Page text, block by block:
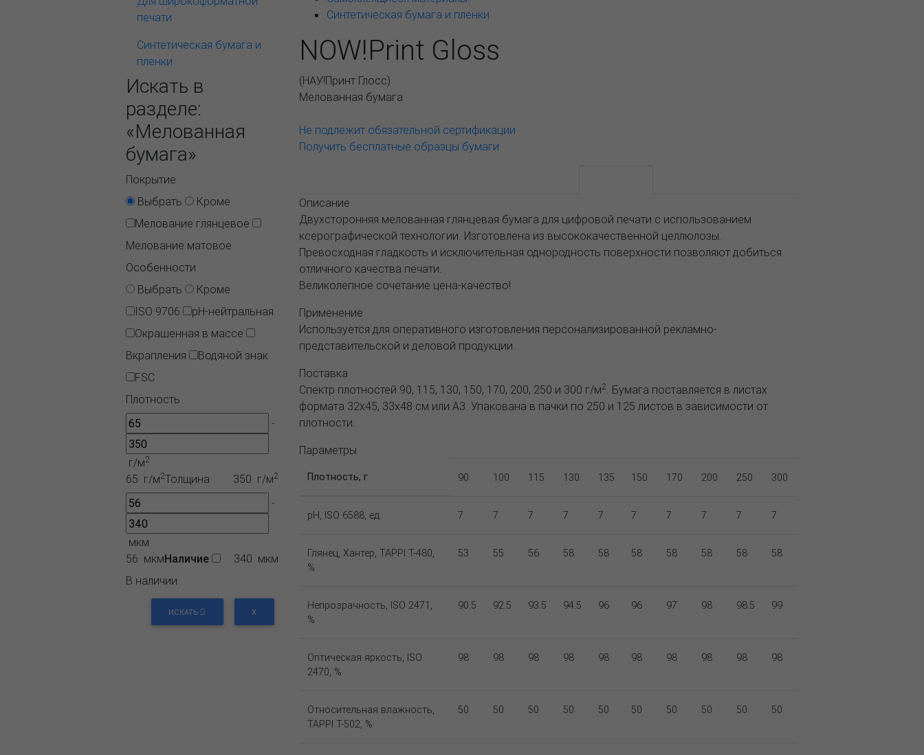
печати
Синтетическая бумага и
пленки
Искать в
разделе:
«Мелованная
бумага»
Покрытие
Выбрать
Кроме
Мелование глянцевое
Мелование матовое
Особенности
Выбрать
Кроме
ISO 9706
pH-нейтральная
Окрашенная в массе
Вкрапления
Водяной знак
FSC
Плотность
-
г/м2
350 г/м2
65 г/м2Толщина
-
мкм
340 мкм
56 мкмНаличие
В наличии
ИСКАТЬ X
Синтетическая бумага и пленки
NOW!Print Gloss
(НАУ!Принт Глосс)
Мелованная бумага
Не подлежит обязательной сертификации
Получить бесплатные образцы бумаги
Описание
Двухсторонняя мелованная глянцевая бумага для цифровой печати с использованием
ксерографической технологии. Изготовлена из высококачественной целлюлозы.
Превосходная гладкость и исключительная однородность поверхности позволяют добиться
отличного качества печати.
Великолепное сочетание цена-качество!
Применение
Используется для оперативного изготовления персонализированной рекламно-
представительской и деловой продукции.
Поставка
Спектр плотностей 90, 115, 130, 150, 170, 200, 250 и 300 г/м2. Бумага поставляется в листах
формата 32х45, 33х48 см или А3. Упакована в пачки по 250 и 125 листов в зависимости от
плотности.
Параметры
Плотность, г 90 100 115 130 135 150 170 200 250 300
pH, ISO 6588, ед. 7 7 7 7 7 7 7 7 7 7
Глянец, Хантер, TAPPI T-480,
%
53 55 56 58 58 58 58 58 58 58
Непрозрачность, ISO 2471,
%
90.5 92.5 93.5 94.5 96 96 97 98 98.5 99
Оптическая яркость, ISO
2470, %
98 98 98 98 98 98 98 98 98 98
Относительная влажность,
TAPPI T-502, %
50 50 50 50 50 50 50 50 50 50